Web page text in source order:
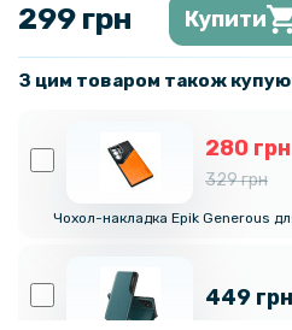
299 грн Купити
З цим товаром також
280 грн
329 грн
Чохол-накладка Epik Generous
449 грн